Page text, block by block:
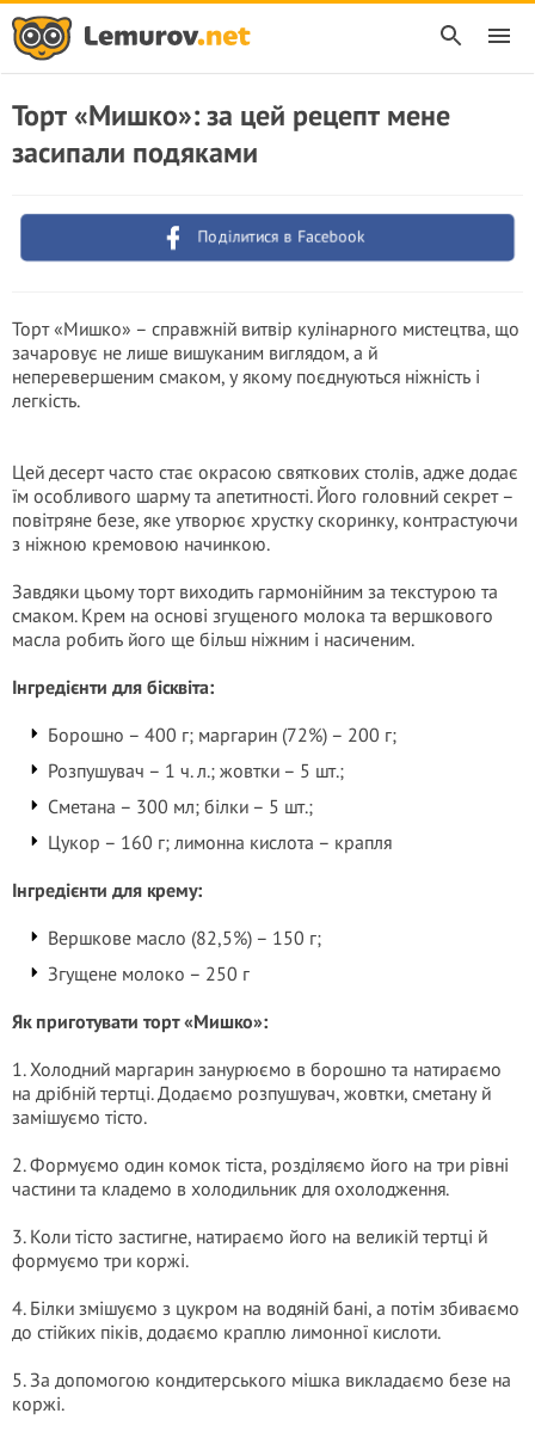
Торт «Мишко»: за цей рецепт мене
засипали подяками
Поділитися в Facebook
Торт «Мишко» – справжній витвір кулінарного мистецтва, що
зачаровує не лише вишуканим виглядом, а й
неперевершеним смаком, у якому поєднуються ніжність і
легкість.
Цей десерт часто стає окрасою святкових столів, адже додає
їм особливого шарму та апетитності. Його головний секрет –
повітряне безе, яке утворює хрустку скоринку, контрастуючи
з ніжною кремовою начинкою.
Завдяки цьому торт виходить гармонійним за текстурою та
смаком. Крем на основі згущеного молока та вершкового
масла робить його ще більш ніжним і насиченим.
Інгредієнти для бісквіта:
Борошно – 400 г; маргарин (72%) – 200 г;
Розпушувач – 1 ч. л.; жовтки – 5 шт.;
Сметана – 300 мл; білки – 5 шт.;
Цукор – 160 г; лимонна кислота – крапля
Інгредієнти для крему:
Вершкове масло (82,5%) – 150 г;
Згущене молоко – 250 г
Як приготувати торт «Мишко»:
1. Холодний маргарин занурюємо в борошно та натираємо
на дрібній тертці. Додаємо розпушувач, жовтки, сметану й
замішуємо тісто.
2. Формуємо один комок тіста, розділяємо його на три рівні
частини та кладемо в холодильник для охолодження.
3. Коли тісто застигне, натираємо його на великій тертці й
формуємо три коржі.
4. Білки змішуємо з цукром на водяній бані, а потім збиваємо
до стійких піків, додаємо краплю лимонної кислоти.
5. За допомогою кондитерського мішка викладаємо безе на
коржі.